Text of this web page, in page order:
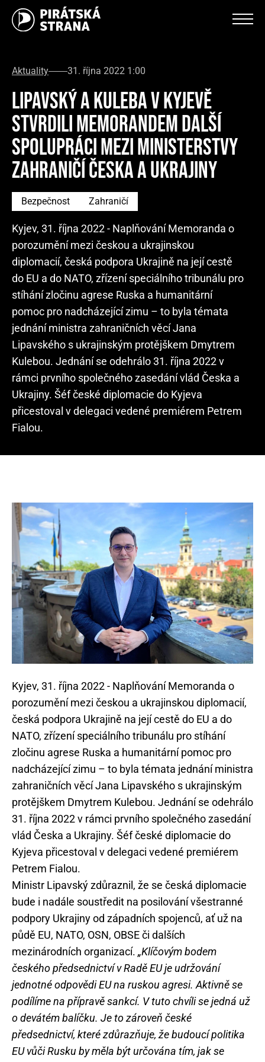
Aktuality 31. října 2022 1:00
LIPAVSKÝ A KULEBA V KYJEVĚ
STVRDILI MEMORANDEM DALŠÍ
SPOLUPRÁCI MEZI MINISTERSTVY
ZAHRANIČÍ ČESKA A UKRAJINY
Bezpečnost Zahraničí
Kyjev, 31. října 2022 - Naplňování Memoranda o
porozumění mezi českou a ukrajinskou
diplomacií, česká podpora Ukrajině na její cestě
do EU a do NATO, zřízení speciálního tribunálu pro
stíhání zločinu agrese Ruska a humanitární
pomoc pro nadcházející zimu – to byla témata
jednání ministra zahraničních věcí Jana
Lipavského s ukrajinským protějškem Dmytrem
Kulebou. Jednání se odehrálo 31. října 2022 v
rámci prvního společného zasedání vlád Česka a
Ukrajiny. Šéf české diplomacie do Kyjeva
přicestoval v delegaci vedené premiérem Petrem
Fialou.
Kyjev, 31. října 2022 - Naplňování Memoranda o
porozumění mezi českou a ukrajinskou diplomacií,
česká podpora Ukrajině na její cestě do EU a do
NATO, zřízení speciálního tribunálu pro stíhání
zločinu agrese Ruska a humanitární pomoc pro
nadcházející zimu – to byla témata jednání ministra
zahraničních věcí Jana Lipavského s ukrajinským
protějškem Dmytrem Kulebou. Jednání se odehrálo
31. října 2022 v rámci prvního společného zasedání
vlád Česka a Ukrajiny. Šéf české diplomacie do
Kyjeva přicestoval v delegaci vedené premiérem
Petrem Fialou.
Ministr Lipavský zdůraznil, že se česká diplomacie
bude i nadále soustředit na posilování všestranné
podpory Ukrajiny od západních spojenců, ať už na
půdě EU, NATO, OSN, OBSE či dalších
mezinárodních organizací. „Klíčovým bodem
českého předsednictví v Radě EU je udržování
jednotné odpovědi EU na ruskou agresi. Aktivně se
podílíme na přípravě sankcí. V tuto chvíli se jedná už
o devátém balíčku. Je to zároveň české
předsednictví, které zdůrazňuje, že budoucí politika
EU vůči Rusku by měla být určována tím, jak se